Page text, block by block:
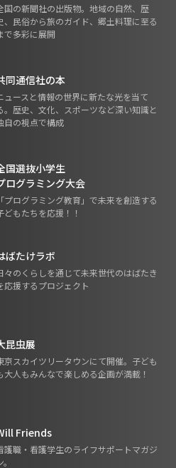
国の新聞社の出版物。地域の自然、歴
、民俗から旅のガイド、郷土料理に至る
で多彩に展開
同通信社の本
ュースと情報の世界に新たな光を当て
。歴史、文化、スポーツなど深い知識と
自の視点で構成
国選抜小学生
ログラミング大会
「プログラミング教育」で未来を創造する
どもたちを応援！！
ばたけラボ
々のくらしを通じて未来世代のはばたき
応援するプロジェクト
昆虫展
京スカイツリータウンにて開催。子ども
大人もみんなで楽しめる企画が満載！
Friends
護職・看護学生のライフサポートマガジ